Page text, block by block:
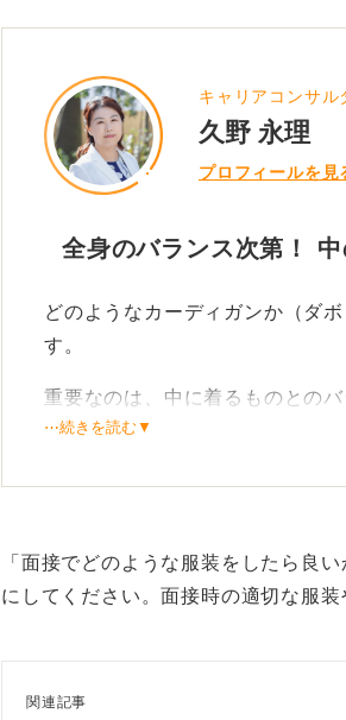
素材や色も印象を左右します。
最後に大切なのは、服装よりも
した着こなしを心がければ、誠
0
キャリアコンサル
久野 永理
プロフィールを見
全身のバランス次第！
どのようなカーディガンか（ダ
す。
重要なのは、中に着るものとのバ
スなら開けたほうが白がみえて
スカートがフレアなのかタイト
全身鏡で「閉めたほうがよいか
バランスを考えて決めていただ
⋯続きを読む▼
「面接でどのような服装をしたら良
にしてください。面接時の適切な服
関連記事